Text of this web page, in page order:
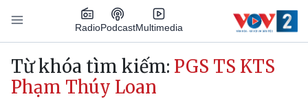
Nhảy đến nội dung
RadioPodcastMultimedia
Main navigation
Từ khóa tìm kiếm: PGS TS KTS
Phạm Thúy Loan